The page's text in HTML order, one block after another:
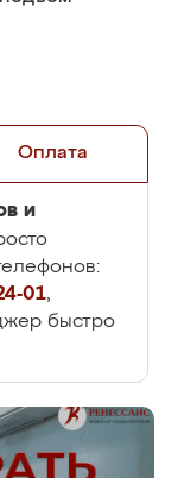
Оплата
и
01,
быстро